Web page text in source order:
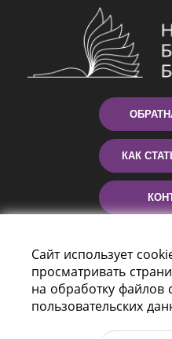
КАК
Сайт использует
просматривать
на обработку файлов
пользовательских